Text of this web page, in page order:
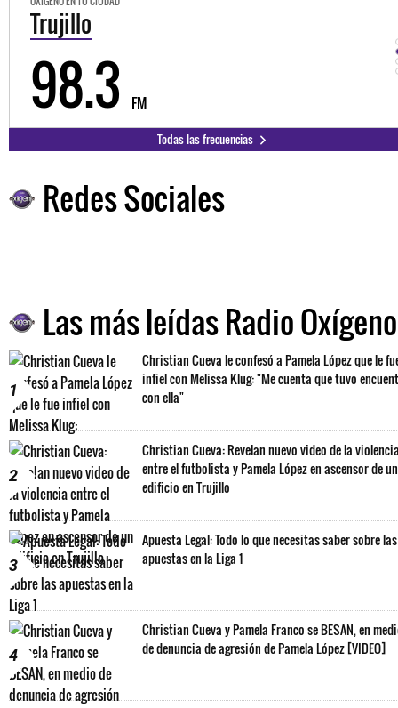
Trujillo
98.3 FM
Todas las frecuencias
Redes Sociales
Las más leídas Radio Oxígeno
1
Christian Cueva le confesó a Pamela López que le
infiel con Melissa Klug: "Me cuenta que tuvo
con ella"
2
Christian Cueva: Revelan nuevo video de la
entre el futbolista y Pamela López en ascensor de un
edificio en Trujillo
3
Apuesta Legal: Todo lo que necesitas saber sobre las
apuestas en la Liga 1
4
Christian Cueva y Pamela Franco se BESAN, en
de denuncia de agresión de Pamela López [VIDEO]